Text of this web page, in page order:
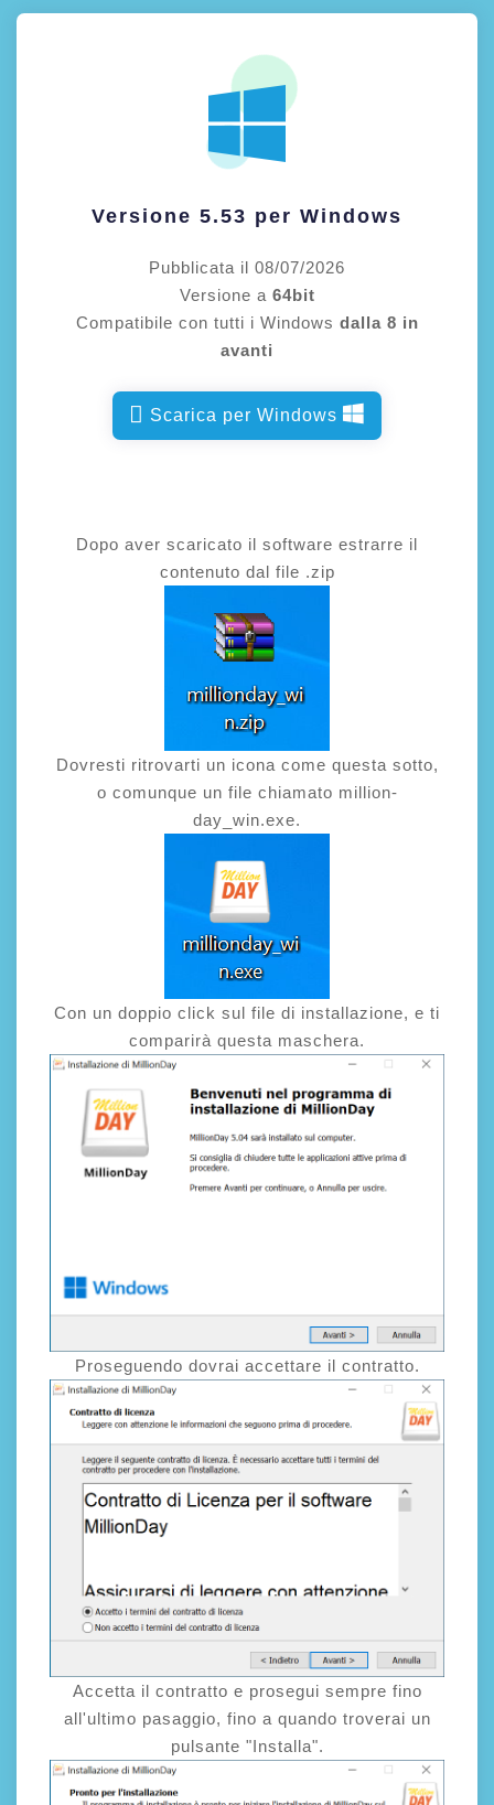
Versione 5.53 per Windows
Pubblicata il 08/07/2026
Versione a 64bit
Compatibile con tutti i Windows dalla 8 in
avanti
Scarica per Windows
Dopo aver scaricato il software estrarre il
contenuto dal file .zip
Dovresti ritrovarti un icona come questa sotto,
o comunque un file chiamato million-
day_win.exe.
Con un doppio click sul file di installazione, e ti
comparirà questa maschera.
Proseguendo dovrai accettare il contratto.
Accetta il contratto e prosegui sempre fino
all'ultimo pasaggio, fino a quando troverai un
pulsante "Installa".